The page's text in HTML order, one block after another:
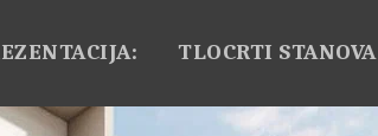
TLOCRTI STANOVA